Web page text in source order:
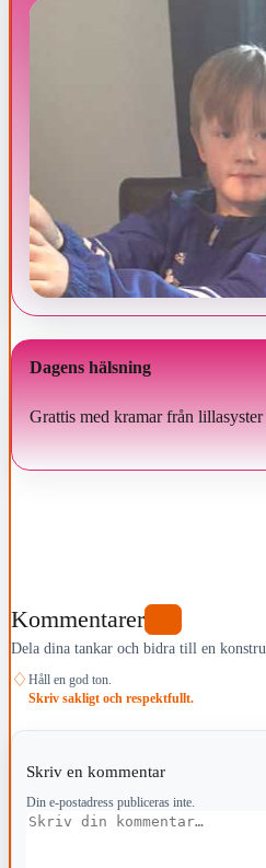
Dagens hälsning
Grattis med kramar från
Kommentarer
Dela dina tankar och bidra till en
♢ Håll en god ton.
Skriv sakligt och respektfullt.
Skriv en kommentar
Din e-postadress publiceras inte.
Kommentar